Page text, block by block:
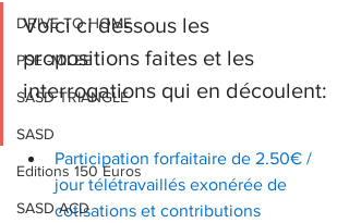
DRIVE TO HOME
PSE -MILEE
SASD TRIANGLE
SASD
Editions 150 Euros
SASD ACD
Voici ci dessous les
propositions faites et les
interrogations qui en découlent:
Participation forfaitaire de 2.50€ /
jour télétravaillés exonérée de
cotisations et contributions